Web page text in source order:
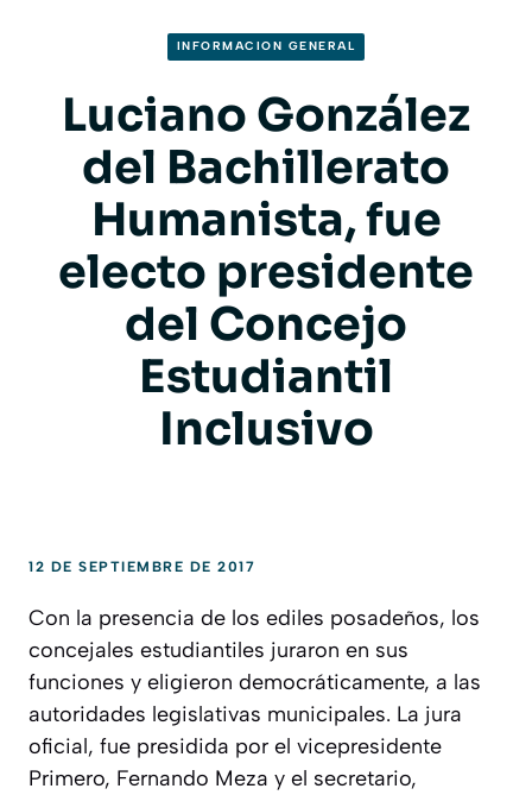
INFORMACION GENERAL
Luciano González
del Bachillerato
Humanista, fue
electo presidente
del Concejo
Estudiantil
Inclusivo
12 DE SEPTIEMBRE DE 2017
Con la presencia de los ediles posadeños, los
concejales estudiantiles juraron en sus
funciones y eligieron democráticamente, a las
autoridades legislativas municipales. La jura
oficial, fue presidida por el vicepresidente
Primero, Fernando Meza y el secretario,